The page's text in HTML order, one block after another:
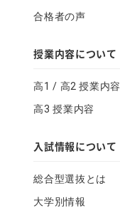
合格者の声
授業内容について
高1 / 高2 授業内容
高3 授業内容
入試情報について
総合型選抜とは
大学別情報